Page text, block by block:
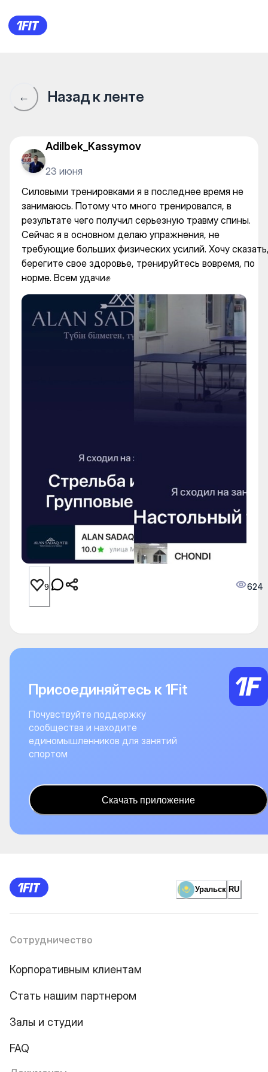
Силовыми тренировками я
← Назад к ленте
Adilbek_Kassymov
23 июня
Силовыми тренировками я в последнее время не
занимаюсь. Потому что много тренировался, в
результате чего получил серьезную травму спины.
Сейчас я в основном делаю упражнения, не
требующие больших физических усилий. Хочу
берегите свое здоровье, тренируйтесь вовремя, по
норме. Всем удачи✊
9 624
Присоединяйтесь к 1Fit
Почувствуйте поддержку
сообщества и находите
единомышленников для занятий
спортом
Скачать приложение
Уральск RU
Сотрудничество
Корпоративным клиентам
Стать нашим партнером
Залы и студии
FAQ